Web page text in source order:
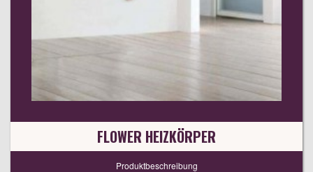
FLOWER HEIZKÖRPER
Produktbeschreibung